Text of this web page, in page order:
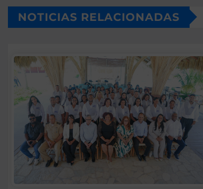
NOTICIAS RELACIONADAS